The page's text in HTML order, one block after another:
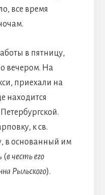
все время
в пятницу,
вечером. На
приехали на
находится
к св.
в основанный им
(в честь его
Рыльского).